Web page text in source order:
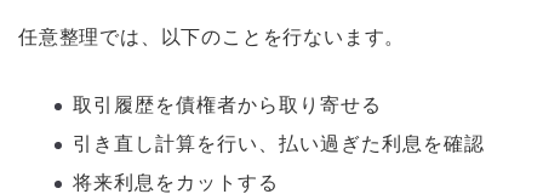
任意整理では、以下のことを行ないます。
取引履歴を債権者から取り寄せる
引き直し計算を行い、払い過ぎた利息を確認
将来利息をカットする